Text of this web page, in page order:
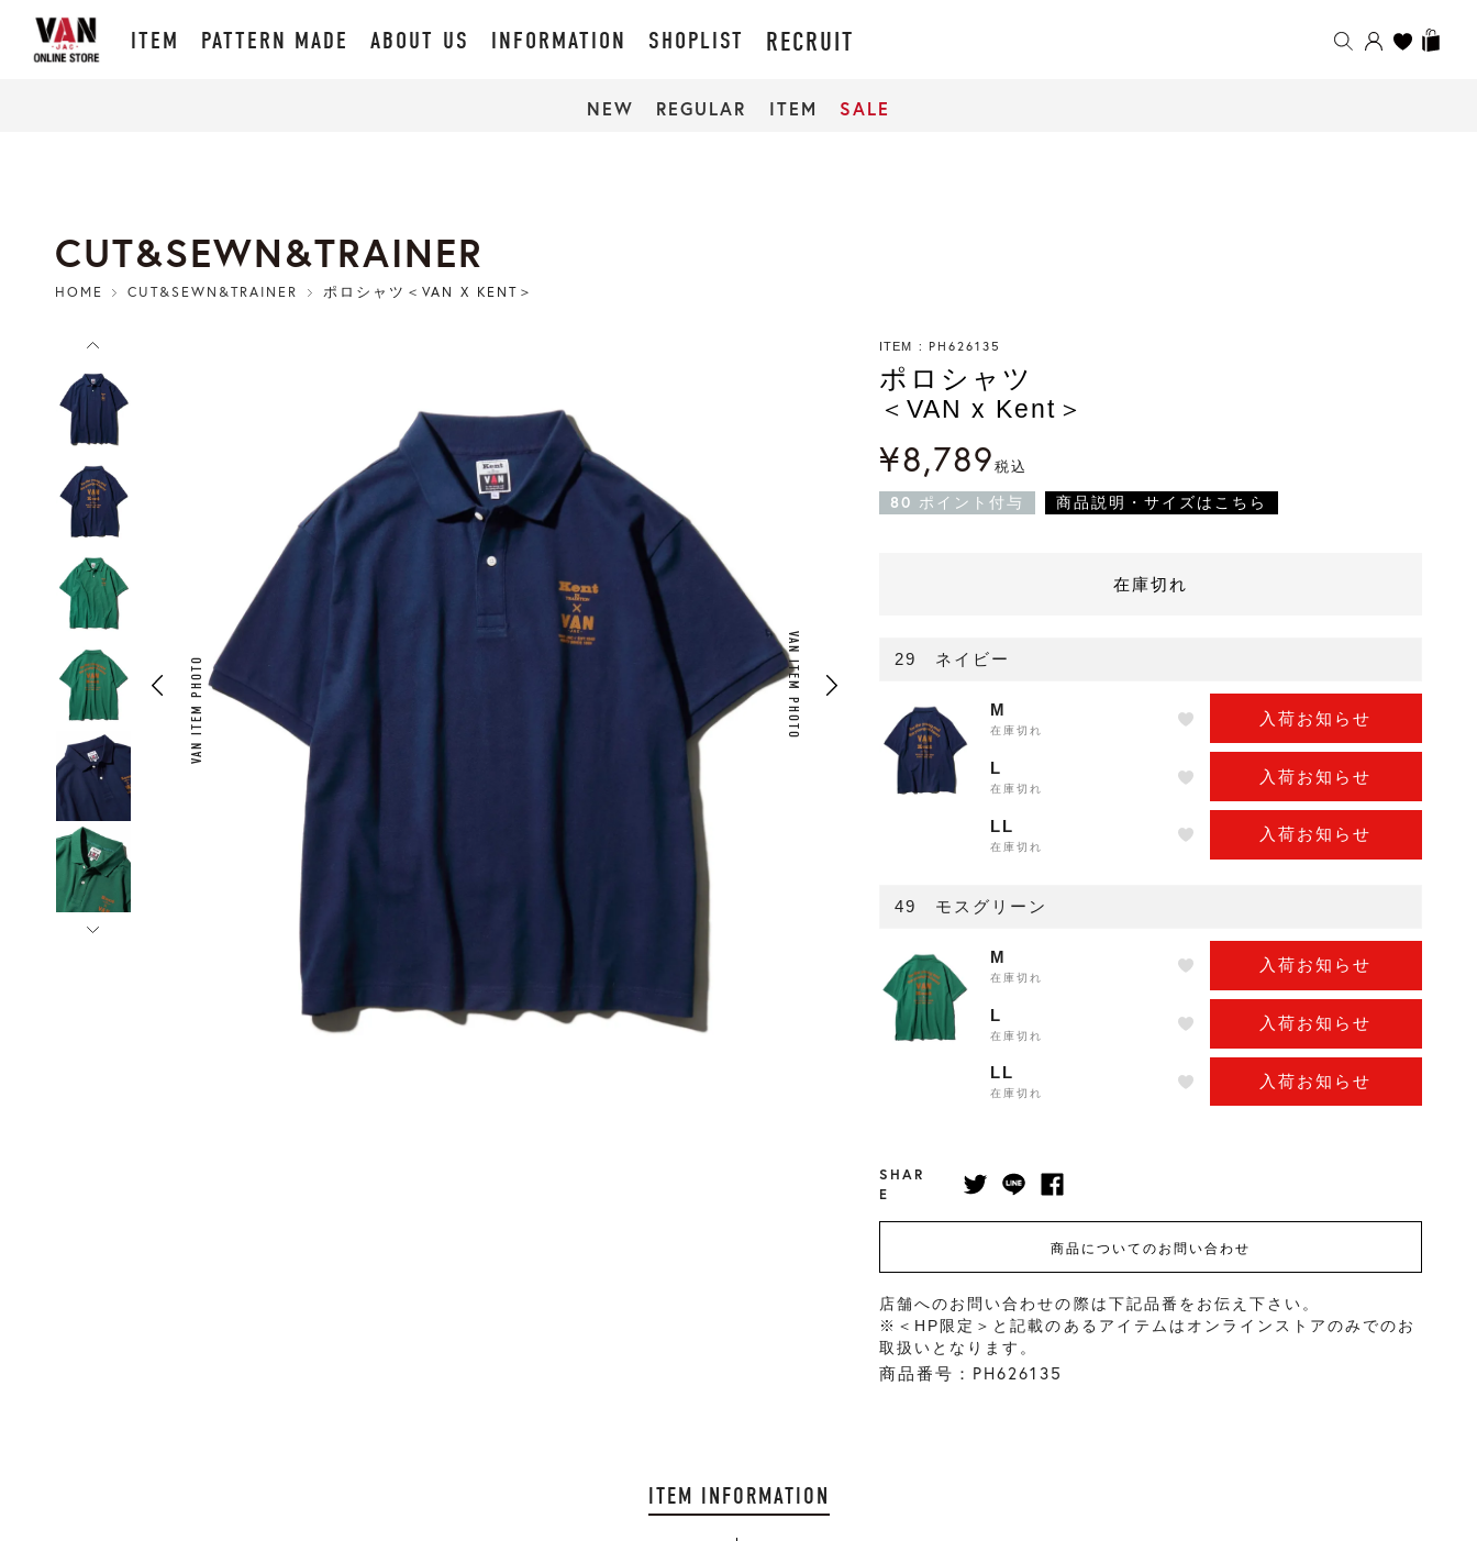
ITEM PATTERN MADE ABOUT US INFORMATION SHOPLIST RECRUIT
NEW REGULAR ITEM SALE
CUT&SEWN&TRAINER
HOME CUT&SEWN&TRAINER ポロシャツ＜VAN X KENT＞
VAN ITEM PHOTO
VAN ITEM PHOTO
ITEM PH626135
ポロシャツ
＜VAN x Kent＞
¥8,789税込
80 ポイント付与 商品説明・サイズはこちら
在庫切れ
29 ネイビー
M
在庫切れ
入荷お知らせ
L
在庫切れ
入荷お知らせ
LL
在庫切れ
入荷お知らせ
49 モスグリーン
M
在庫切れ
入荷お知らせ
L
在庫切れ
入荷お知らせ
LL
在庫切れ
入荷お知らせ
SHAR
E
商品についてのお問い合わせ
店舗へのお問い合わせの際は下記品番をお伝え下さい。
※＜HP限定＞と記載のあるアイテムはオンラインストアのみでのお
取扱いとなります。
商品番号：PH626135
ITEM INFORMATION